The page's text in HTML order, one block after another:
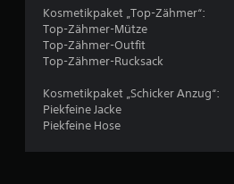
Kosmetikpaket „Top-Zähmer“:
Top-Zähmer-Mütze
Top-Zähmer-Outfit
Top-Zähmer-Rucksack
Kosmetikpaket „Schicker Anzug“:
Piekfeine Jacke
Piekfeine Hose